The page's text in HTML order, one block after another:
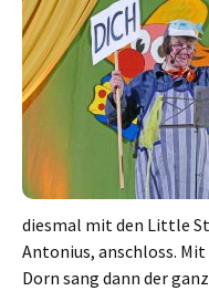
diesmal mit den Little
Antonius, anschloss. Mit
Dorn sang dann der